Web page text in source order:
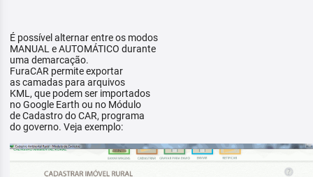
É possível alternar entre os modos
MANUAL e AUTOMÁTICO durante
uma demarcação.
FuraCAR permite exportar
as camadas para arquivos
KML, que podem ser importados
no Google Earth ou no Módulo
de Cadastro do CAR, programa
do governo. Veja exemplo: